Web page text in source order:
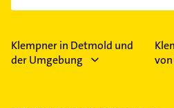
Klempner in Detmold und
der Umgebung